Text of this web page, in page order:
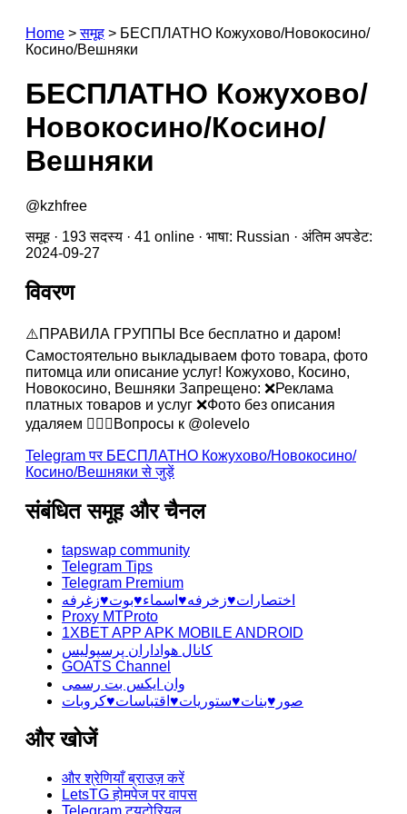
Home >समूह > БЕСПЛАТНО Кожухово/Новокосино/
Косино/Вешняки
БЕСПЛАТНО Кожухово/
Новокосино/Косино/
Вешняки
@kzhfree
समूह · 193 सदस्य · 41 online · भाषा: Russian · अंतिम अपडेट:
2024-09-27
विवरण
⚠️ПРАВИЛА ГРУППЫ Все бесплатно и даром!
Самостоятельно выкладываем фото товара, фото
питомца или описание услуг! Кожухово, Косино,
Новокосино, Вешняки Запрещено: ❌Реклама
платных товаров и услуг ❌Фото без описания
удаляем 🙋🏻‍♀️Вопросы к @olevelo
Telegram पर БЕСПЛАТНО Кожухово/Новокосино/
Косино/Вешняки से जुड़ें
संबंधित समूह और चैनल
tapswap community
Telegram Tips
Telegram Premium
اختصارات♥️زخرفه♥️اسماء♥️بوت♥️زغرفه
Proxy MTProto
1XBET APP APK MOBILE ANDROID
کانال هواداران پرسپولیس
GOATS Channel
وان ایکس بت رسمی
صور♥️بنات♥️ستوريات♥️اقتباسات♥️كروبات
और खोजें
और श्रेणियाँ ब्राउज़ करें
LetsTG होमपेज पर वापस